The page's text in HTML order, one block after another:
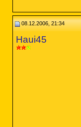
08.12.2006, 21:34
Haui45